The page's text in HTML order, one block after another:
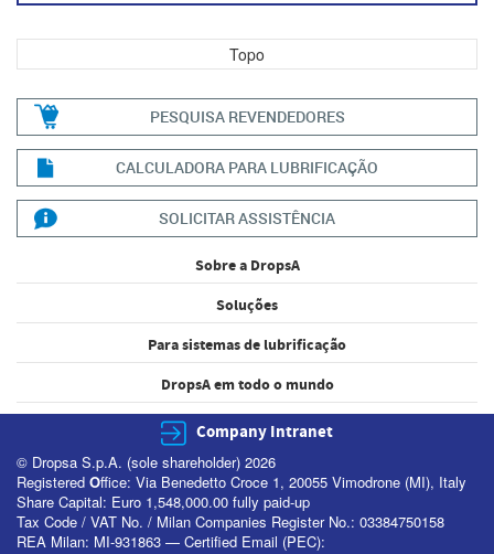
Topo
PESQUISA REVENDEDORES
CALCULADORA PARA LUBRIFICAÇÃO
SOLICITAR ASSISTÊNCIA
Sobre a DropsA
Soluções
Para sistemas de lubrificação
DropsA em todo o mundo
Company Intranet
© Dropsa S.p.A. (sole shareholder) 2026
Registered Office: Via Benedetto Croce 1, 20055 Vimodrone (MI), Italy
Share Capital: Euro 1,548,000.00 fully paid-up
Tax Code / VAT No. / Milan Companies Register No.: 03384750158
REA Milan: MI-931863 — Certified Email (PEC):